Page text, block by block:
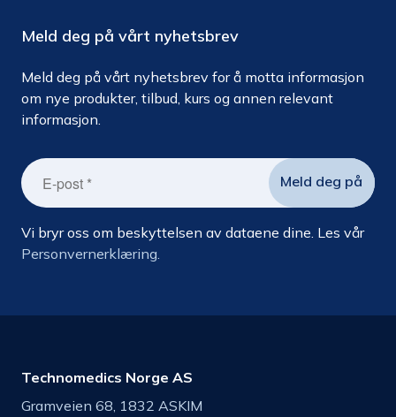
Meld deg på vårt nyhetsbrev
Meld deg på vårt nyhetsbrev for å motta informasjon
om nye produkter, tilbud, kurs og annen relevant
informasjon.
Vi bryr oss om beskyttelsen av dataene dine. Les vår
Personvernerklæring.
Technomedics Norge AS
Gramveien 68, 1832 ASKIM